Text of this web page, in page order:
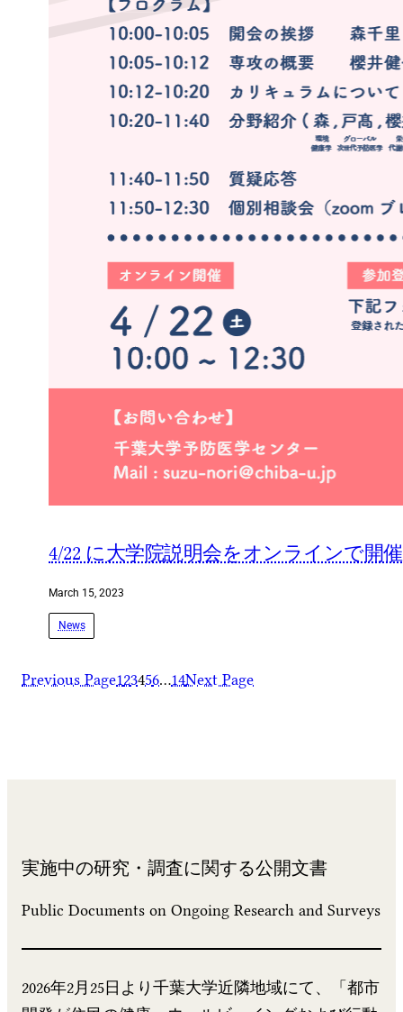
4/22 に大学院説明会をオンラインで開
March 15, 2023
News
Previous Page123456…14Next Page
実施中の研究・調査に関する公開文書
Public Documents on Ongoing Research and Surveys
2026年2月25日より千葉大学近隣地域にて、「都市